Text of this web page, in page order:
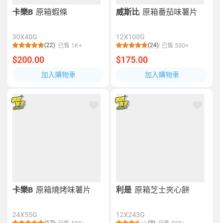
卡樂B 原箱蝦條
30X40G
(22) 已售 1K+
$200.00
加入購物車
威斯比 原箱番茄味薯片
12X100G
(24) 已售 500+
$175.00
加入購物車
卡樂B 原箱燒烤味薯片
24X55G
利是 原箱芝士夾心餅
12X243G